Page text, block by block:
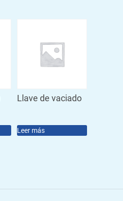
Llave de vaciado
Leer más